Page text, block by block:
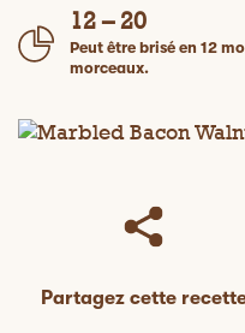
12 – 20
Peut être brisé en 12
morceaux.
Partagez cette